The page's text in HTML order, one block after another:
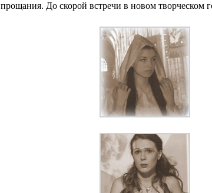
До скорой встречи в новом творческом